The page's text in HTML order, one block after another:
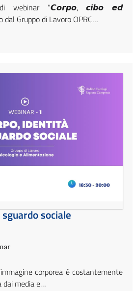
webinar “𝘾𝙤𝙧𝙥𝙤, 𝙘𝙞𝙗𝙤 𝙚𝙙
Gruppo di Lavoro OPRC…
sociale
corporea è costantemente
media e…